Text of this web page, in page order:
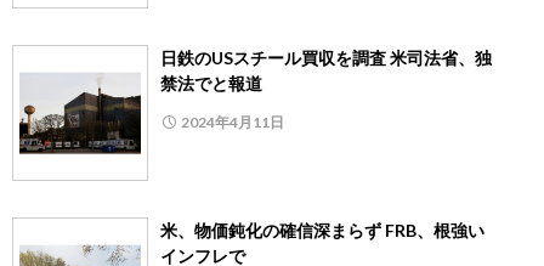
日鉄のUSスチール買収を調査 米司法省、独
禁法でと報道
2024年4月11日
米、物価鈍化の確信深まらず FRB、根強い
インフレで